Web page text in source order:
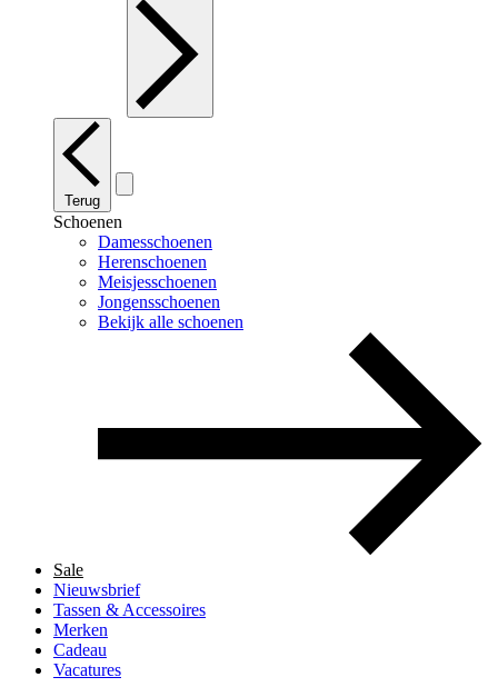
Terug
Schoenen
Damesschoenen
Herenschoenen
Meisjesschoenen
Jongensschoenen
Bekijk alle schoenen
Sale
Nieuwsbrief
Tassen & Accessoires
Merken
Cadeau
Vacatures